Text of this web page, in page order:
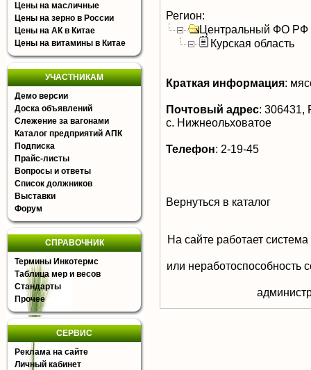
Цены на масличные
Цены на зерно в России
Цены на АК в Китае
Цены на витамины в Китае
УЧАСТНИКАМ
Демо версии
Доска объявлений
Слежение за вагонами
Каталог предприятий АПК
Подписка
Прайс-листы
Вопросы и ответы
Список должников
Выставки
Форум
СПРАВОЧНИК
Термины Инкотермс
Таблица мер и весов
Стандарты
Прочее
СЕРВИС
Реклама на сайте
Личный кабинет
Регион:
Центральный ФО РФ
Курская область
Краткая информация:
Почтовый адрес: 306431,
с. Нижнеольховатое
Телефон: 2-19-45
Вернуться в каталог
На сайте работает
или неработоспособность